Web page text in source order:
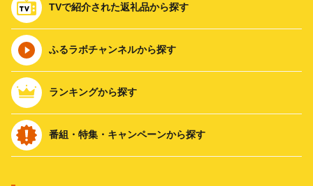
TVで紹介された返礼品から探す
ふるラボチャンネルから探す
ランキングから探す
番組・特集・キャンペーンから探す